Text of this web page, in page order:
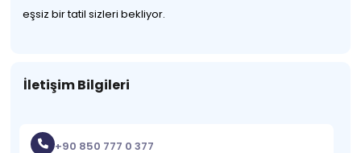
eşsiz bir tatil sizleri bekliyor.
İletişim Bilgileri
+90 850 777 0 377